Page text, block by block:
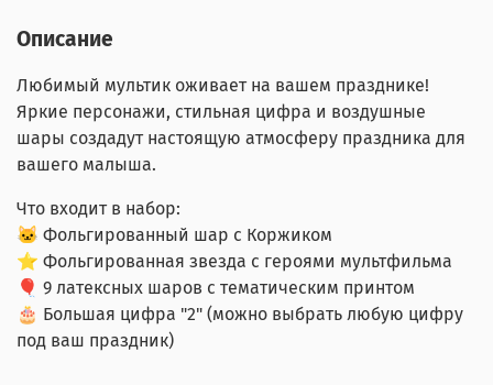
Описание
Любимый мультик оживает на вашем празднике!
Яркие персонажи, стильная цифра и воздушные
шары создадут настоящую атмосферу праздника для
вашего малыша.
Что входит в набор:
🐱 Фольгированный шар с Коржиком
⭐ Фольгированная звезда с героями мультфильма
🎈 9 латексных шаров с тематическим принтом
🎂 Большая цифра "2" (можно выбрать любую цифру
под ваш праздник)